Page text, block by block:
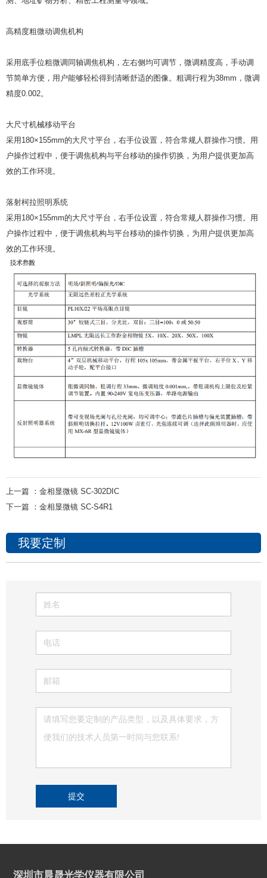
高精度粗微动调焦机构
采用底手位粗微调同轴调焦机构，左右侧均可调节，微调精度高，手动调
节简单方便，用户能够轻松得到清晰舒适的图像。粗调行程为38mm，微调
精度0.002。
大尺寸机械移动平台
采用180×155mm的大尺寸平台，右手位设置，符合常规人群操作习惯。用
户操作过程中，便于调焦机构与平台移动的操作切换，为用户提供更加高
效的工作环境。
落射柯拉照明系统
采用180×155mm的大尺寸平台，右手位设置，符合常规人群操作习惯。用
户操作过程中，便于调焦机构与平台移动的操作切换，为用户提供更加高
效的工作环境。
上一篇 ： 金相显微镜 SC-302DIC
下一篇 ： 金相显微镜 SC-S4R1
我要定制
提交
深圳市晨晟光学仪器有限公司